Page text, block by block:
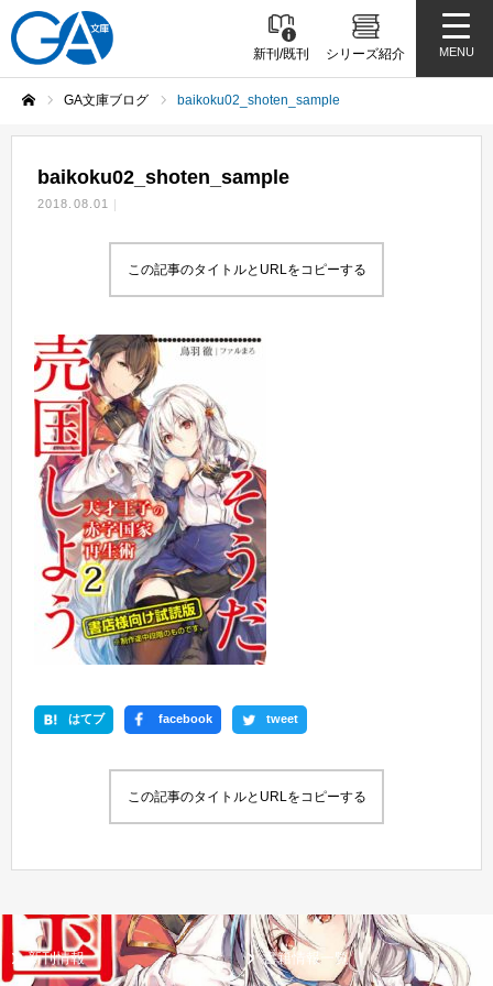
新刊/既刊 シリーズ紹介 MENU
GA文庫ブログ baikoku02_shoten_sample
baikoku02_shoten_sample
2018.08.01
この記事のタイトルとURLをコピーする
はてブ facebook tweet
この記事のタイトルとURLをコピーする
新刊情報 書籍情報一覧